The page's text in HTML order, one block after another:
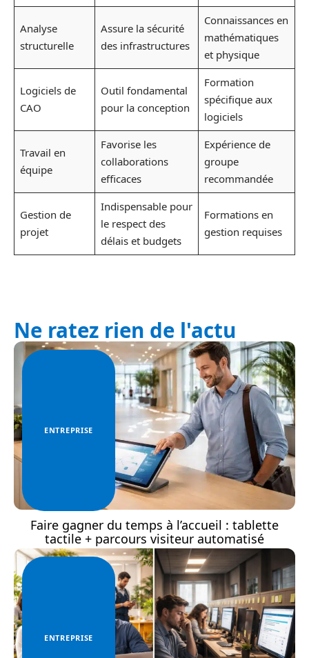
Analyse
structurelle
Assure la sécurité
des infrastructures
Connaissances en
mathématiques
et physique
Logiciels de
CAO
Outil fondamental
pour la conception
Formation
spécifique aux
logiciels
Travail en
équipe
Favorise les
collaborations
efficaces
Expérience de
groupe
recommandée
Gestion de
projet
Indispensable pour
le respect des
délais et budgets
Formations en
gestion requises
Ne ratez rien de l'actu
ENTREPRISE
Faire gagner du temps à l’accueil : tablette
tactile + parcours visiteur automatisé
ENTREPRISE